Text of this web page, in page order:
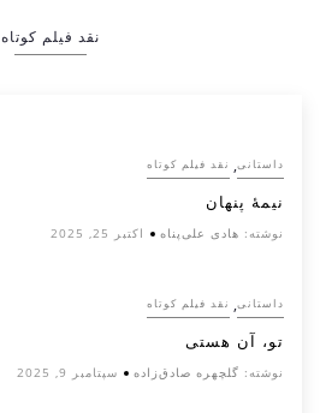
نقد فیلم کوتاه
داستانی, نقد فیلم کوتاه
نیمۀ پنهان
نوشته: هادی علی‌پناه اکتبر 25, 2025
داستانی, نقد فیلم کوتاه
تو، آن هستی
نوشته: گلچهره صادق‌زاده سپتامبر 9, 2025